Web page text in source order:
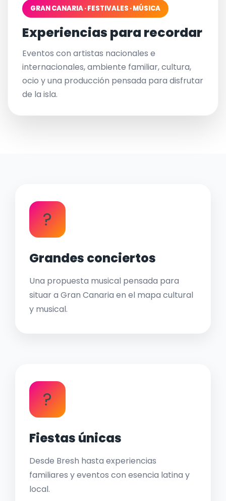
GRAN CANARIA · FESTIVALES · MÚSICA
Experiencias para recordar
Eventos con artistas nacionales e
internacionales, ambiente familiar, cultura,
ocio y una producción pensada para disfrutar
de la isla.
?
Grandes conciertos
Una propuesta musical pensada para
situar a Gran Canaria en el mapa cultural
y musical.
?
Fiestas únicas
Desde Bresh hasta experiencias
familiares y eventos con esencia latina y
local.